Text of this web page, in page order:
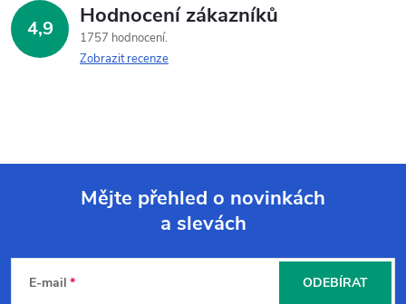
4,9 Hodnocení zákazníků
1757 hodnocení
Zobrazit recenze
Mějte přehled o novinkách
a slevách
E-mail ODEBÍRAT